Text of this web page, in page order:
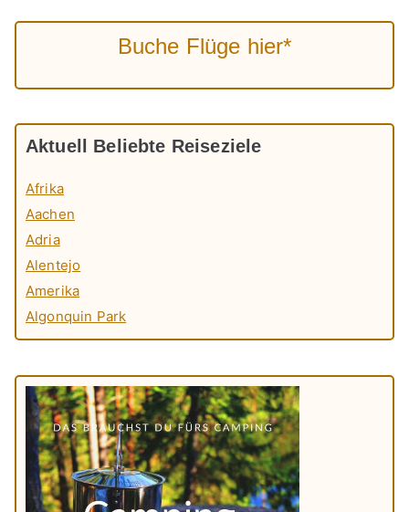
Buche Flüge hier*
Aktuell Beliebte Reiseziele
Afrika
Aachen
Adria
Alentejo
Amerika
Algonquin Park